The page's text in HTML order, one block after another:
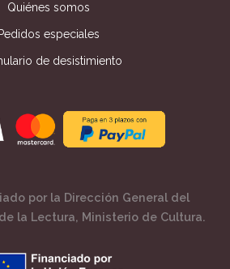
Quiénes somos
Pedidos especiales
de desistimiento
por la Dirección General del
la Lectura, Ministerio de Cultura.